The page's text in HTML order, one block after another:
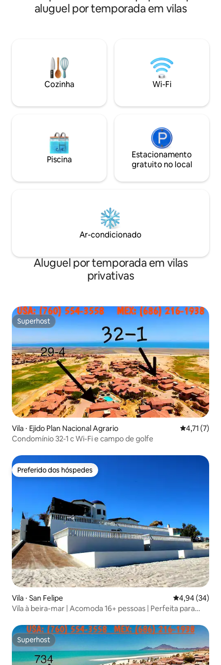
fechado e
aluguel por temporada em vilas
Cozinha Wi-Fi
Piscina
Estacionamento
gratuito no local
Ar-condicionado
Aluguel por temporada em vilas
privativas
Superhost
Superhost
Vila ⋅ Ejido Plan Nacional Agrario 4,71 de
4,71 (7)
Condomínio 32-1 c Wi-Fi e campo de golfe
Preferido dos hóspedes
Preferido dos hóspedes
Vila ⋅ San Felipe 4,94 de uma
4,94 (34)
Vila à beira-mar | Acomoda 16+ pessoas | Perfeita para
Superhost
Superhost